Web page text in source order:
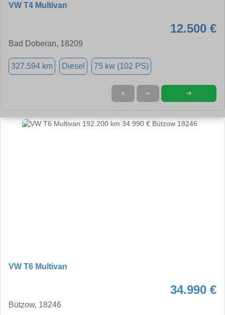
VW T4 Multivan
12.500 €
Bad Doberan, 18209
327.594 km Diesel 75 kw (102 PS)
★ ➦ ➜
VW T6 Multivan
34.990 €
Bützow, 18246